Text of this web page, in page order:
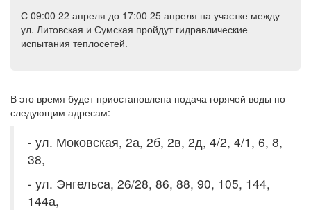
С 09:00 22 апреля до 17:00 25 апреля на участке между
ул. Литовская и Сумская пройдут гидравлические
испытания теплосетей.
В это время будет приостановлена подача горячей воды по
следующим адресам:
- ул. Моковская, 2а, 2б, 2в, 2д, 4/2, 4/1, 6, 8,
38,
- ул. Энгельса, 26/28, 86, 88, 90, 105, 144,
144а,